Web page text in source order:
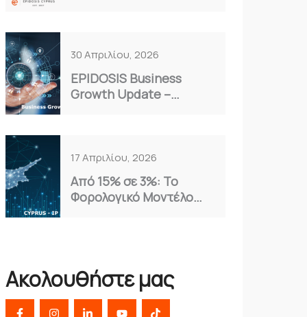
30 Απριλίου, 2026
EPIDOSIS Business
Growth Update –
17 Απριλίου, 2026
Από 15% σε 3%: Το
Φορολογικό Μοντέλο
Ακολουθήστε μας
F I L Y T